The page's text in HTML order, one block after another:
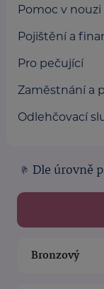
Pomoc v nouzi
Pojištění a
Pro pečující
Zaměstnání a
Odlehčovací
Dle úrovně
Bronzový